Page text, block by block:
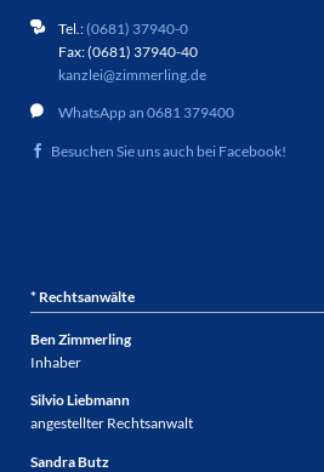
Tel.:(0681) 37940-0
Fax: (0681) 37940-40
kanzlei@zimmerling.de
WhatsApp an 0681 379400
Besuchen Sie uns auch bei Facebook!
* Rechtsanwälte
Ben Zimmerling
Inhaber
Silvio Liebmann
angestellter Rechtsanwalt
Sandra Butz